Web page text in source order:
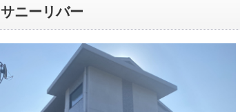
サニーリバー